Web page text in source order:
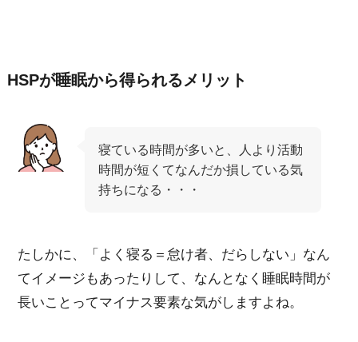
HSPが睡眠から得られるメリット
寝ている時間が多いと、人より活動
時間が短くてなんだか損している気
持ちになる・・・
たしかに、「よく寝る＝怠け者、だらしない」なん
てイメージもあったりして、なんとなく睡眠時間が
長いことってマイナス要素な気がしますよね。